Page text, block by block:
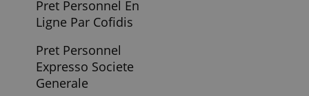
Bancaire Simple
N26 Business
N26 Mastercard